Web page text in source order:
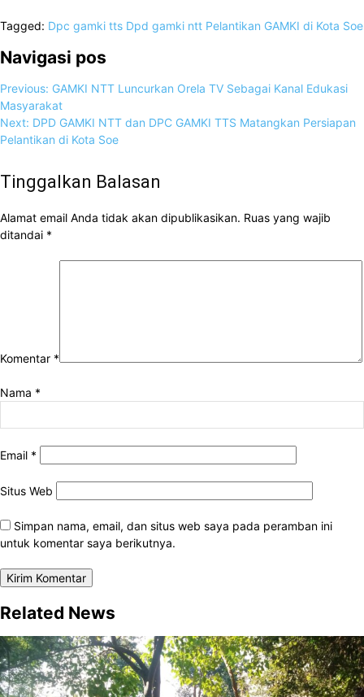
Tagged: Dpc gamki tts Dpd gamki ntt Pelantikan GAMKI di Kota Soe
Navigasi pos
Previous: GAMKI NTT Luncurkan Orela TV Sebagai Kanal Edukasi
Masyarakat
Next: DPD GAMKI NTT dan DPC GAMKI TTS Matangkan Persiapan
Pelantikan di Kota Soe
Tinggalkan Balasan
Alamat email Anda tidak akan dipublikasikan. Ruas yang wajib
ditandai *
Komentar *
Nama *
Email *
Situs Web
Simpan nama, email, dan situs web saya pada peramban ini
untuk komentar saya berikutnya.
Related News